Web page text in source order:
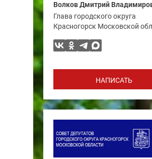
Волков Дмитрий
Глава городского округа
Красногорск Московской
НАПИСАТЬ